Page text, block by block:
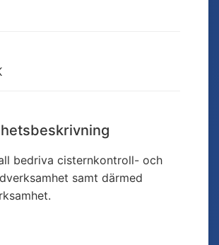
bedriva cisternkontroll- och
samt därmed